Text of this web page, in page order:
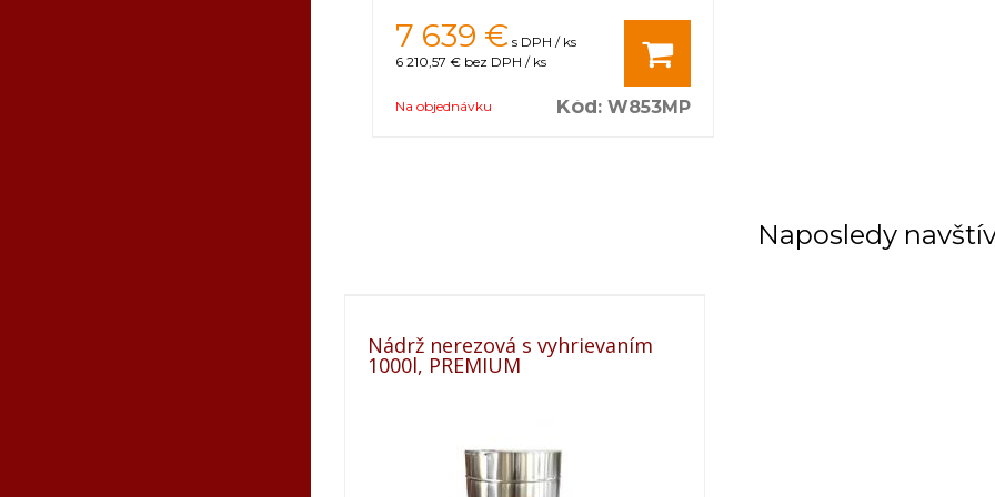
7 639 € s DPH / ks
6 210,57 € bez DPH / ks
Na objednávku Kód: W853MP
Naposledy
Nádrž nerezová s vyhrievaním
1000l, PREMIUM